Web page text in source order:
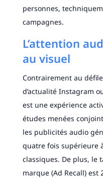
personnes,
campagnes.
L’attention
au visuel
Contrairement au
d’actualité Instagram
est une expérience
études menées
les publicités audio
quatre fois supérieure
classiques. De plus, le
marque (Ad Recall) est